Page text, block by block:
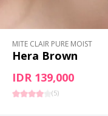
MITE CLAIR PURE MOIST
Hera Brown
(5)
IDR 139,000